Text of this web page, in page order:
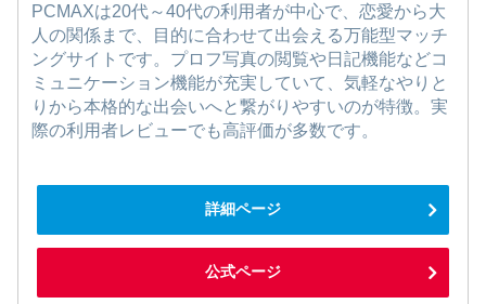
PCMAXは20代～40代の利用者が中心で、恋愛から大
人の関係まで、目的に合わせて出会える万能型マッチ
ングサイトです。プロフ写真の閲覧や日記機能などコ
ミュニケーション機能が充実していて、気軽なやりと
りから本格的な出会いへと繋がりやすいのが特徴。実
際の利用者レビューでも高評価が多数です。
詳細ページ
公式ページ